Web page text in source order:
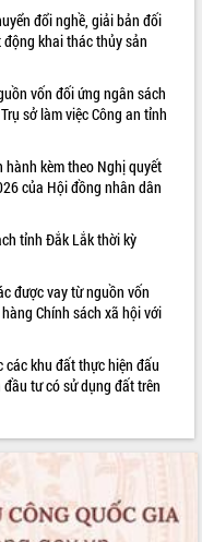
đổi nghề, giải bản đối
khai thác thủy sản
vốn đối ứng ngân sách
sở làm việc Công an tỉnh
kèm theo Nghị quyết
của Hội đồng nhân dân
tỉnh Đắk Lắk thời kỳ
được vay từ nguồn vốn
Chính sách xã hội với
các khu đất thực hiện đấu
tư có sử dụng đất trên